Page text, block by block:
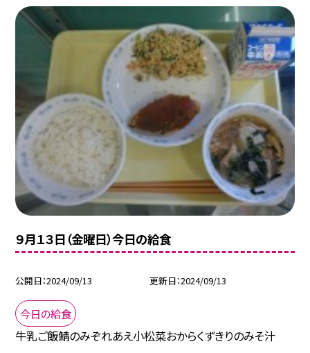
９月１３日（金曜日）今日の給食
公開日 2024/09/13 更新日 2024/09/13
今日の給食
牛乳ご飯鯖のみぞれあえ小松菜おからくずきりのみそ汁